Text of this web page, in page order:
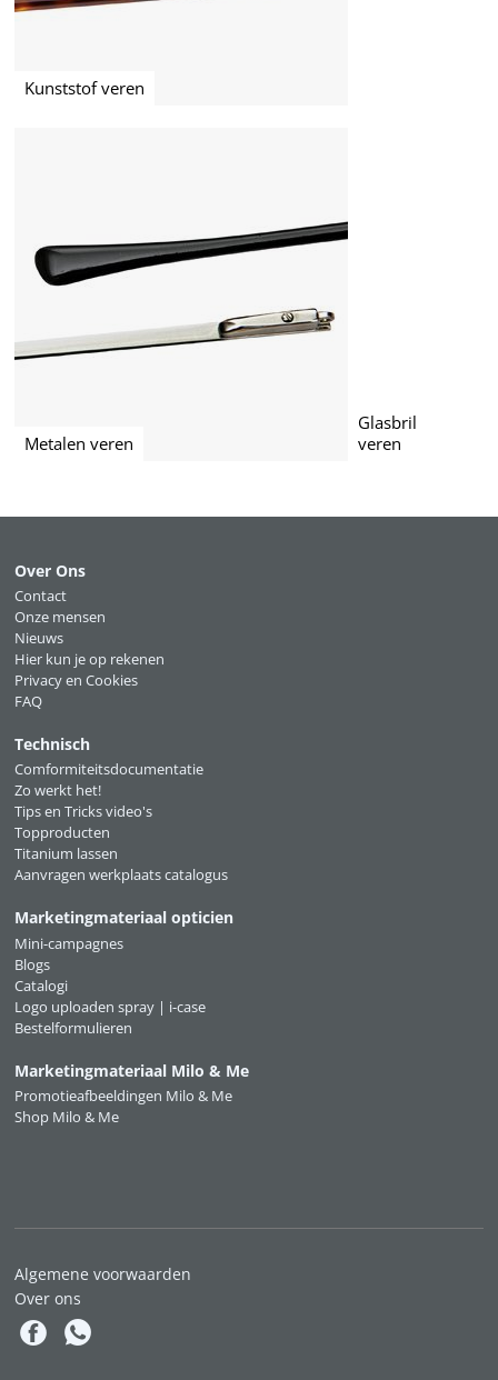
Kunststof veren
Metalen veren
Glasbril
veren
Over Ons
Contact
Onze mensen
Nieuws
Hier kun je op rekenen
Privacy en Cookies
FAQ
Technisch
Comformiteitsdocumentatie
Zo werkt het!
Tips en Tricks video's
Topproducten
Titanium lassen
Aanvragen werkplaats catalogus
Marketingmateriaal opticien
Mini-campagnes
Blogs
Catalogi
Logo uploaden spray | i-case
Bestelformulieren
Marketingmateriaal Milo & Me
Promotieafbeeldingen Milo & Me
Shop Milo & Me
Algemene voorwaarden
Over ons